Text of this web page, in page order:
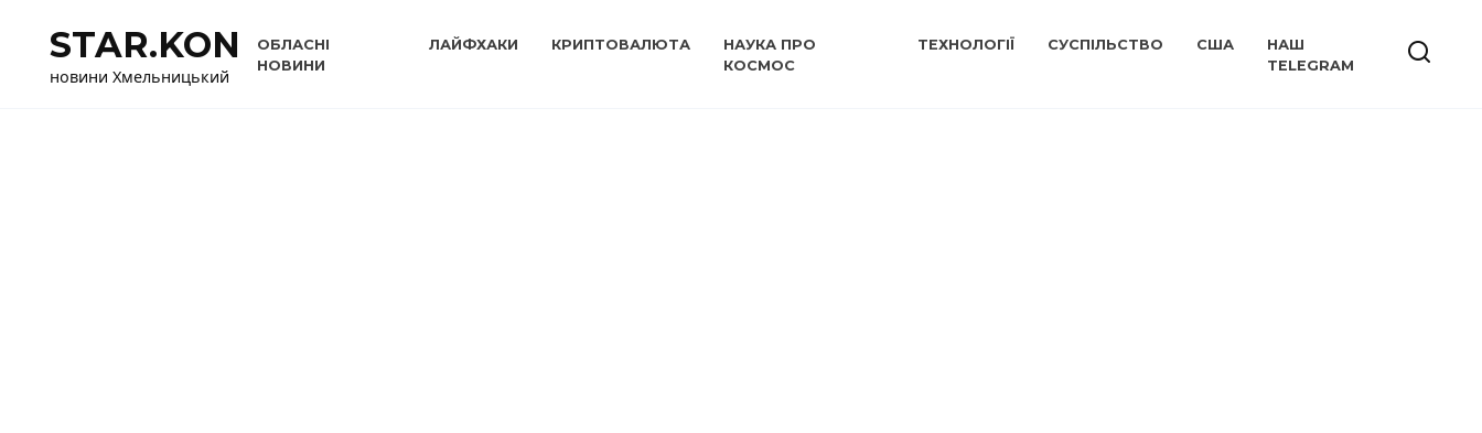
вмістуSTAR.KON
новини Хмельницький
ОБЛАСНІ
НОВИНИ
ЛАЙФХАКИ КРИПТОВАЛЮТА
НАУКА ПРО
КОСМОС
ТЕХНОЛОГІЇ СУСПІЛЬСТВО США
НАШ
TELEGRAM